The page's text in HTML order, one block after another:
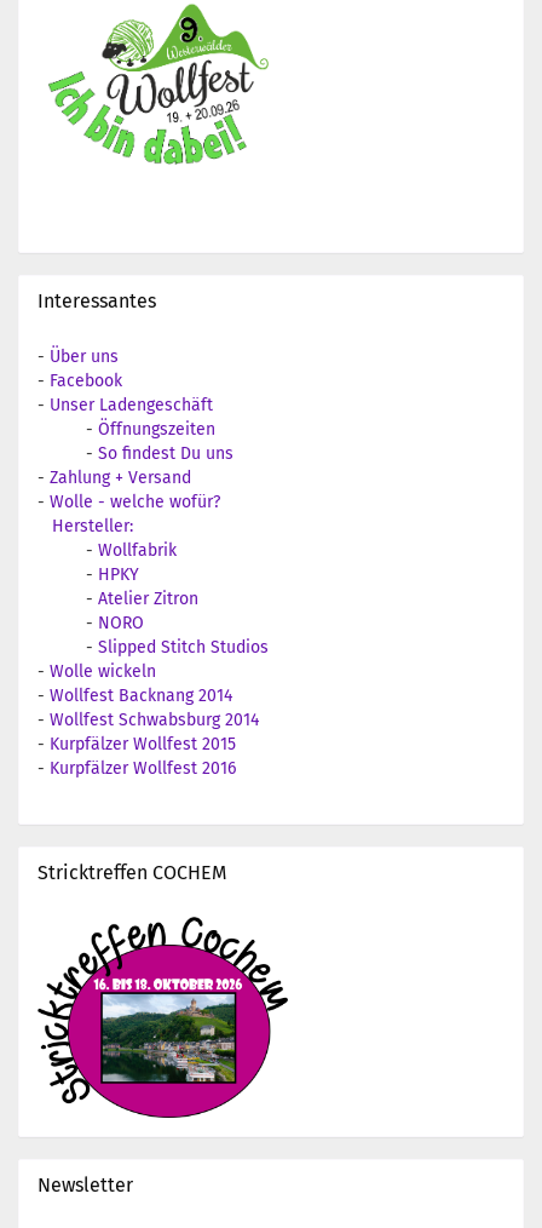
Interessantes
- Über uns
- Facebook
- Unser Ladengeschäft
- Öffnungszeiten
- So findest Du uns
- Zahlung + Versand
- Wolle - welche wofür?
Hersteller:
- Wollfabrik
- HPKY
- Atelier Zitron
- NORO
- Slipped Stitch Studios
- Wolle wickeln
- Wollfest Backnang 2014
- Wollfest Schwabsburg 2014
- Kurpfälzer Wollfest 2015
- Kurpfälzer Wollfest 2016
Stricktreffen COCHEM
Newsletter